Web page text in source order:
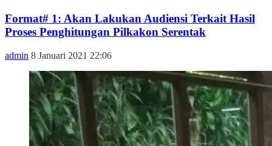
Format# 1: Akan Lakukan Audiensi Terkait Hasil
Proses Penghitungan Pilkakon Serentak
admin 8 Januari 2021 22:06